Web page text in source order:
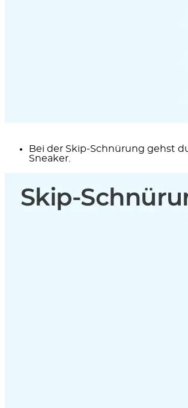
Bei der Skip-Schnürung gehst
Sneaker.